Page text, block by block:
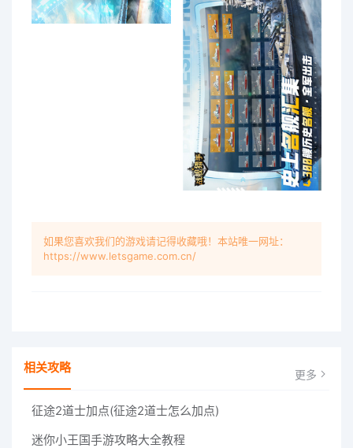
如果您喜欢我们的游戏请记得收藏哦！本站唯一网址：
https://www.letsgame.com.cn/
相关攻略 更多
征途2道士加点(征途2道士怎么加点)
迷你小王国手游攻略大全教程